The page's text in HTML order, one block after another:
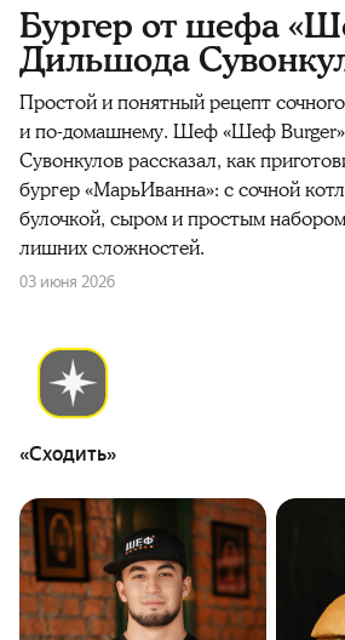
Бургер от шефа
Дильшода
Простой и понятный рецепт
и по-домашнему. Шеф «Шеф
Сувонкулов рассказал, как
бургер «МарьИванна»: с сочной
булочкой, сыром и простым
лишних сложностей.
03 июня 2026
«Сходить»